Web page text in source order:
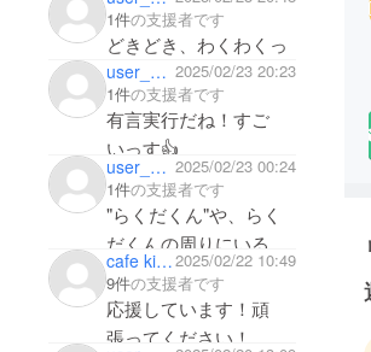
1件の支援者です
どきどき、わくわくっ
user_4854826c15e4 2025/02/23 20:23
1件の支援者です
有言実行だね！すご
いっす👍
user_b2b65fc260a4 2025/02/23 00:24
1件の支援者です
"らくだくん"や、らく
だくんの周りにいる方
に沢山のハッピーが訪
れますように✨応援し
ています！！
cafe kibako2025/02/22 10:49
9件の支援者です
応援しています！頑
張ってください！